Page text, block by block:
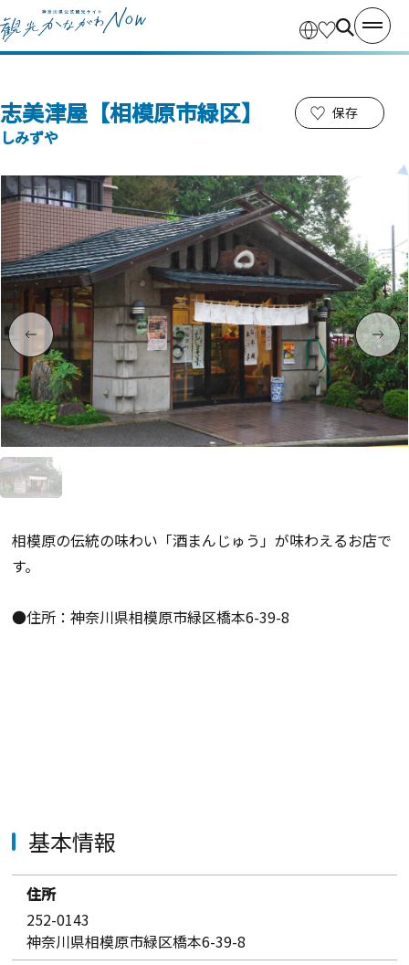
志美津屋【相模原市緑区】
しみずや
保存
相模原の伝統の味わい「酒まんじゅう」が味わえるお店で
す。
●住所：神奈川県相模原市緑区橋本6-39-8
基本情報
住所
252-0143
神奈川県相模原市緑区橋本6-39-8